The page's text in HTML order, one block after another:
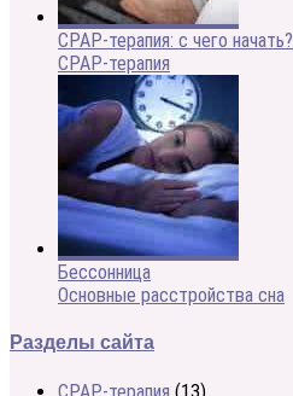
CPAP-терапия: с чего начать?
CPAP-терапия
Бессонница
Основные расстройства сна
Разделы сайта
CPAP-терапия (13)